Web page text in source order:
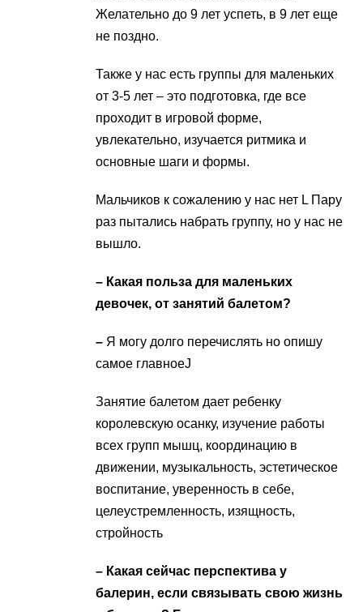
Желательно до 9 лет успеть, в 9 лет еще
не поздно.
Также у нас есть группы для маленьких
от 3-5 лет – это подготовка, где все
проходит в игровой форме,
увлекательно, изучается ритмика и
основные шаги и формы.
Мальчиков к сожалению у нас нет L Пару
раз пытались набрать группу, но у нас не
вышло.
– Какая польза для маленьких
девочек, от занятий балетом?
– Я могу долго перечислять но опишу
самое главноеJ
Занятие балетом дает ребенку
королевскую осанку, изучение работы
всех групп мышц, координацию в
движении, музыкальность, эстетическое
воспитание, уверенность в себе,
целеустремленность, изящность,
стройность
– Какая сейчас перспектива у
балерин, если связывать свою жизнь